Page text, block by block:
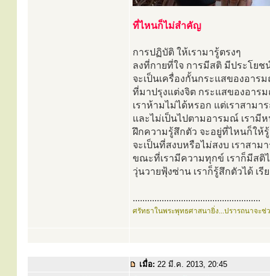
ที่ไหนก็ไม่สำคัญ
การปฏิบัติ ให้เรามารู้ตรงๆ
ลงที่กายที่ใจ การมีสติ มีประโยช
จะเป็นเครื่องกั้นกระแสของอาร
ที่มาปรุงแต่งจิต กระแสของอาร
เราห้ามไม่ได้หรอก แต่เราสามา
และไม่เป็นไปตามอารมณ์ เรามี
ฝึกความรู้สึกตัว จะอยู่ที่ไหนก็ให้
จะเป็นที่สงบหรือไม่สงบ เราสาม
ขณะที่เรามีความทุกข์ เราก็มีสติ
วุ่นวายฟุ้งซ่าน เราก็รู้สึกตัวได้ เ
.....................................................
ศรัทธาในพระพุทธศาสนายิ่ง...ปรารถนาจะ
เมื่อ: 22 มี.ค. 2013, 20:45